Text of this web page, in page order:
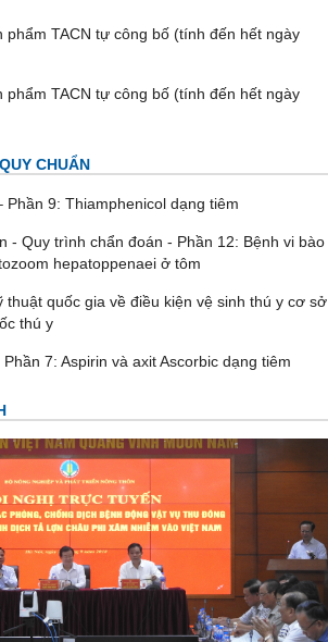
phẩm TACN tự công bố (tính đến hết ngày
phẩm TACN tự công bố (tính đến hết ngày
CHUẨN
Phần 9: Thiamphenicol dạng tiêm
- Quy trình chẩn đoán - Phần 12: Bệnh vi bào
hepatoppenaei ở tôm
thuật quốc gia về điều kiện vệ sinh thú y cơ sở
thú y
7: Aspirin và axit Ascorbic dạng tiêm